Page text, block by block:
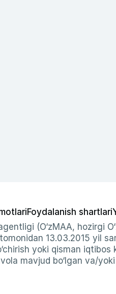
Foydalanish shartlari
(O‘zMAA, hozirgi
13.03.2015 yil
yoki qisman
mavjud bo‘lgan va/